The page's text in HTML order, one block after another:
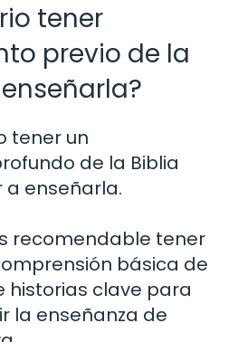
tener
previo de la
tener un
de la Biblia
enseñarla.
recomendable tener
básica de
historias clave para
la enseñanza de